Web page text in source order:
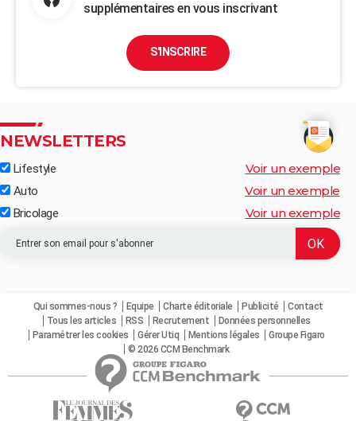
supplémentaires en vous inscrivant
S'INSCRIRE
NEWSLETTERS
Lifestyle Voir un exemple
Auto Voir un exemple
Bricolage Voir un exemple
Qui sommes-nous ? Equipe Charte éditoriale Publicité
Contact
Tous les articles
RSS Recrutement
Données personnelles
Paramétrer les cookies
Gérer Utiq Mentions légales
Groupe Figaro
© 2026 CCM Benchmark